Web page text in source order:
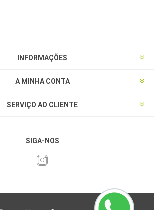
INFORMAÇÕES
A MINHA CONTA
SERVIÇO AO CLIENTE
SIGA-NOS